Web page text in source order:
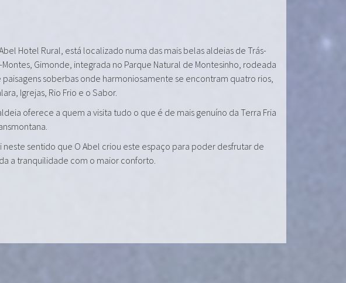
Hotel Rural, está localizado numa das mais belas aldeias de Trás-
Montes, Gimonde, integrada no Parque Natural de Montesinho, rodeada
paisagens soberbas onde harmoniosamente se encontram quatro rios,
Igrejas, Rio Frio e o Sabor.
oferece a quem a visita tudo o que é de mais genuíno da Terra Fria
neste sentido que O Abel criou este espaço para poder desfrutar de
a tranquilidade com o maior conforto.